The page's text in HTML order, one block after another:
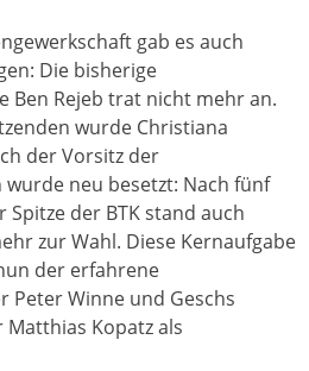
gab es auch
Die bisherige
Ben Rejeb trat nicht mehr an.
wurde Christiana
der Vorsitz der
neu besetzt: Nach fünf
Spitze der BTK stand auch
zur Wahl. Diese Kernaufgabe
der erfahrene
Winne und Geschs
Kopatz als